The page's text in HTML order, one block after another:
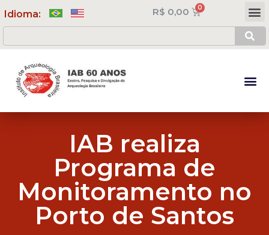
Idioma: R$ 0,00
IAB realiza
Programa de
Monitoramento no
Porto de Santos